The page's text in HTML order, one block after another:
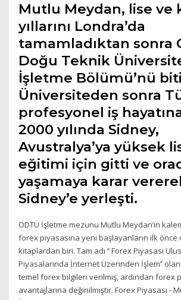
Mutlu Meydan, lise ve
yıllarını Londra’da
tamamladıktan sonra
Doğu Teknik
İşletme Bölümü’nü
Üniversiteden sonra
profesyonel iş
2000 yılında Sidney,
Avustralya’ya yüksek
eğitimi için gitti ve
yaşamaya karar
Sidney’e yerleşti.
ODTÜ İşletme mezunu Mutlu Meydan’ın
forex piyasasına yeni başlayanların ilk önce
kitaplardan biri. Tam adı ‘’ Forex Piyasası
Piyasalarında İnternet Üzerinden İşlem’’
temel forex bilgileri verilmiş, ardından forex
avantajlarına değinilmiştir. Forex Piyasası -